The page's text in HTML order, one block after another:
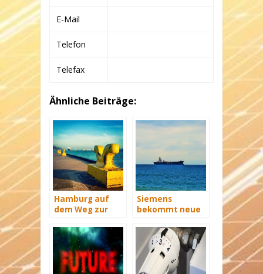
E-Mail
Telefon
Telefax
Ähnliche Beiträge:
Hamburg auf
dem Weg zur
Hauptstadt
Siemens
bekommt neue
Schiffe